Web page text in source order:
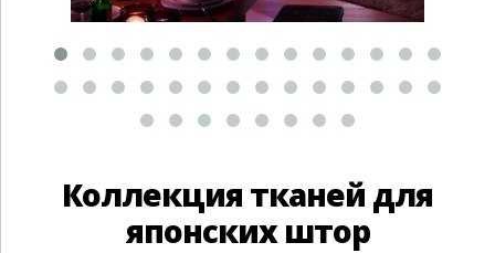
Коллекция тканей для
японских штор